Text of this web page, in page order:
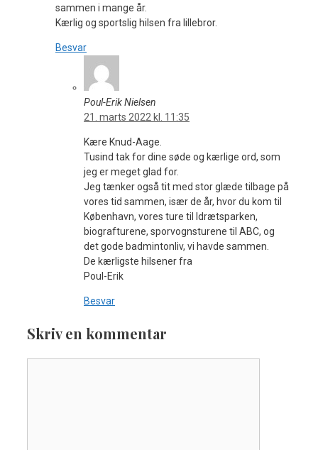
sammen i mange år.
Kærlig og sportslig hilsen fra lillebror.
Besvar
Poul-Erik Nielsen
21. marts 2022 kl. 11:35
Kære Knud-Aage.
Tusind tak for dine søde og kærlige ord, som
jeg er meget glad for.
Jeg tænker også tit med stor glæde tilbage på
vores tid sammen, især de år, hvor du kom til
København, vores ture til Idrætsparken,
biografturene, sporvognsturene til ABC, og
det gode badmintonliv, vi havde sammen.
De kærligste hilsener fra
Poul-Erik
Besvar
Skriv en kommentar